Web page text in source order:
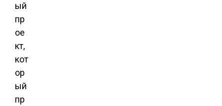
ый
пр
ое
кт,
кот
ор
ый
пр